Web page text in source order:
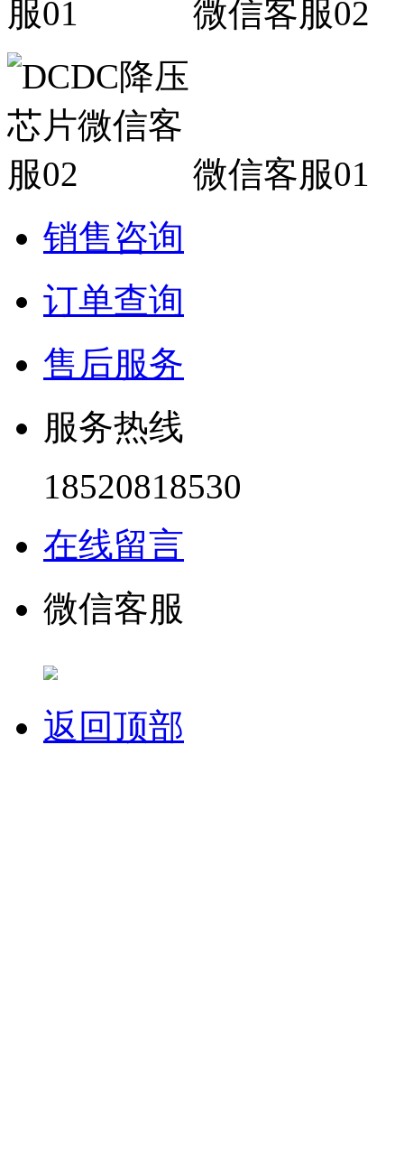
微信客服02
微信客服01
销售咨询
订单查询
售后服务
服务热线
18520818530
在线留言
微信客服
返回顶部